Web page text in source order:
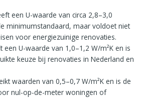
een U-waarde van circa 2,8–3,0
minimumstandaard, maar voldoet niet
voor energiezuinige renovaties.
een U-waarde van 1,0–1,2 W/m²K en is
keuze bij renovaties in Nederland en
waarden van 0,5–0,7 W/m²K en is de
nul-op-de-meter woningen of